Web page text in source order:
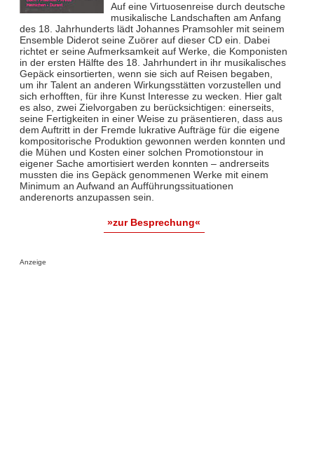
Auf eine Virtuosenreise durch deutsche
musikalische Landschaften am Anfang
des 18. Jahrhunderts lädt Johannes Pramsohler mit seinem
Ensemble Diderot seine Zuörer auf dieser CD ein. Dabei
richtet er seine Aufmerksamkeit auf Werke, die Komponisten
in der ersten Hälfte des 18. Jahrhundert in ihr musikalisches
Gepäck einsortierten, wenn sie sich auf Reisen begaben,
um ihr Talent an anderen Wirkungsstätten vorzustellen und
sich erhofften, für ihre Kunst Interesse zu wecken. Hier galt
es also, zwei Zielvorgaben zu berücksichtigen: einerseits,
seine Fertigkeiten in einer Weise zu präsentieren, dass aus
dem Auftritt in der Fremde lukrative Aufträge für die eigene
kompositorische Produktion gewonnen werden konnten und
die Mühen und Kosten einer solchen Promotionstour in
eigener Sache amortisiert werden konnten – andrerseits
mussten die ins Gepäck genommenen Werke mit einem
Minimum an Aufwand an Aufführungssituationen
anderenorts anzupassen sein.
»zur Besprechung«
Anzeige